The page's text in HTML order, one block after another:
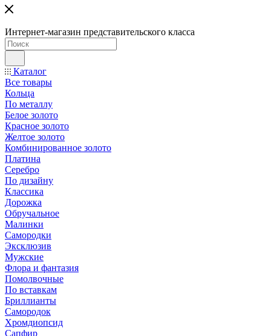
Интернет-магазин представительского класса
Каталог
Все товары
Кольца
По металлу
Белое золото
Красное золото
Желтое золото
Комбинированное золото
Платина
Серебро
По дизайну
Классика
Дорожка
Обручальное
Малинки
Самородки
Эксклюзив
Мужские
Флора и фантазия
Помолвочные
По вставкам
Бриллианты
Самородок
Хромдиопсид
Сапфир